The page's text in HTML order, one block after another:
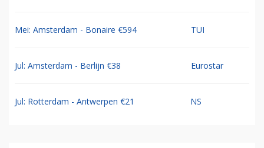
Mei: Amsterdam - Bonaire €594 TUI
Jul: Amsterdam - Berlijn €38 Eurostar
Jul: Rotterdam - Antwerpen €21 NS